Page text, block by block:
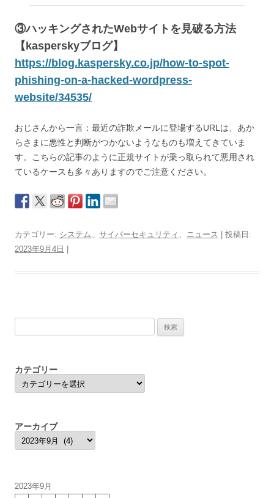
③ハッキングされたWebサイトを見破る方法
【kasperskyブログ】
https://blog.kaspersky.co.jp/how-to-spot-
phishing-on-a-hacked-wordpress-
website/34535/
おじさんから一言：最近の詐欺メールに登場するURLは、あか
らさまに悪性と判断がつかないようなものも増えてきていま
す。こちらの記事のように正規サイトが乗っ取られて悪用され
ているケースも多々ありますのでご注意ください。
カテゴリー: システム、 サイバーセキュリティ 、 ニュース
| 投稿日:
2023年9月4日
カテゴリー
カ
テ
ゴ
アーカイブ
ア
ー
カ
2023年9月